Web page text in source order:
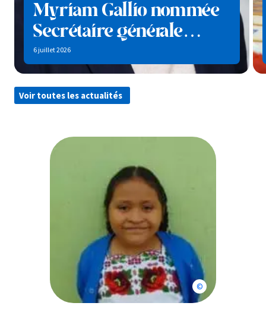
Voir toutes les actualités
Myriam Gallio nommée
Secrétaire générale
d’Enfants du Monde
6 juillet 2026
Lire la suite
Enfants du monde